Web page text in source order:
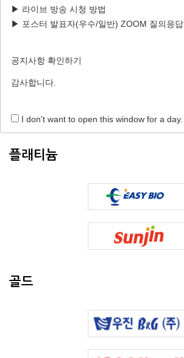
다이아몬드
플래티늄
골드
▶ 라이브 방송 시청 방법
▶ 포스터 발표자(우수/일반) ZOOM 질의응답
공지사항 확인하기
감사합니다.
I don't want to open this window for a day.